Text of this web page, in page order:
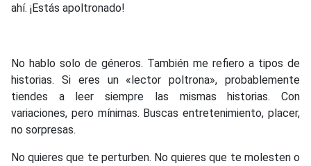
ahí. ¡Estás apoltronado!
No hablo solo de géneros. También me refiero a tipos de
historias. Si eres un «lector poltrona», probablemente
tiendes a leer siempre las mismas historias. Con
variaciones, pero mínimas. Buscas entretenimiento, placer,
no sorpresas.
No quieres que te perturben. No quieres que te molesten o